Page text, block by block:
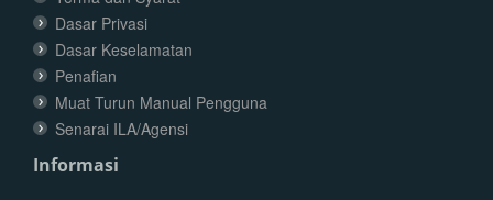
Dasar Privasi
Dasar Keselamatan
Penafian
Muat Turun Manual Pengguna
Senarai ILA/Agensi
Informasi